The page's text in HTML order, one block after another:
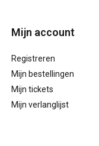
Mijn account
Registreren
Mijn bestellingen
Mijn tickets
Mijn verlanglijst